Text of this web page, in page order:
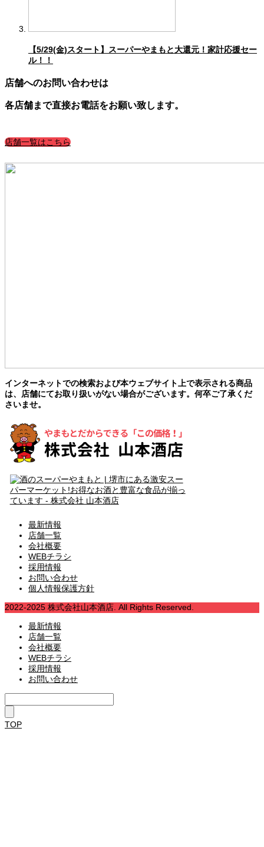
【5/29(金)スタート】スーパーやまもと大還元！家計応援セー
ル！！
店舗へのお問い合わせは
各店舗まで直接お電話をお願い致します。
店舗一覧はこちら
インターネットでの検索および本ウェブサイト上で表示される商品
は、店舗にてお取り扱いがない場合がございます。何卒ご了承くだ
さいませ。
最新情報
店舗一覧
会社概要
WEBチラシ
採用情報
お問い合わせ
個人情報保護方針
2022-2025 株式会社山本酒店. All Rights Reserved.
最新情報
店舗一覧
会社概要
WEBチラシ
採用情報
お問い合わせ
TOP